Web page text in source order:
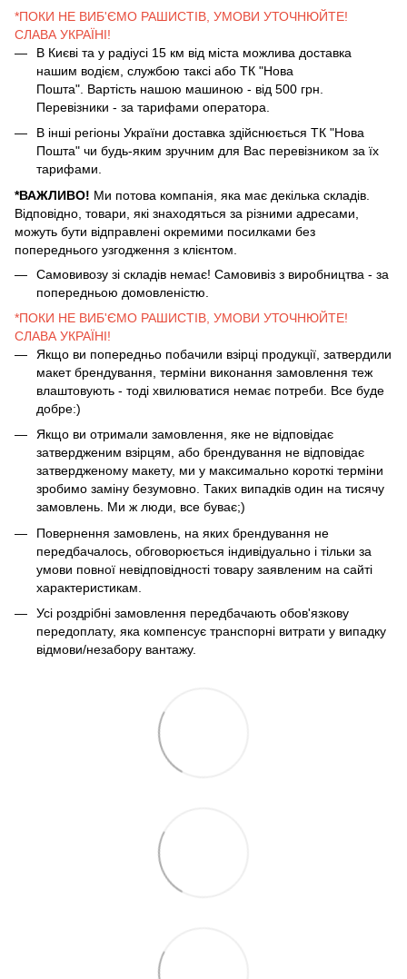
*ПОКИ НЕ ВИБ'ЄМО РАШИСТІВ, УМОВИ УТОЧНЮЙТЕ!
СЛАВА УКРАЇНІ!
В Києві та у радіусі 15 км від міста можлива доставка
нашим водієм, службою таксі або ТК "Нова
Пошта". Вартість нашою машиною - від 500 грн.
Перевізники - за тарифами оператора.
В інші регіоны України доставка здійснюється ТК "Нова
Пошта" чи будь-яким зручним для Вас перевізником за їх
тарифами.
*ВАЖЛИВО! Ми потова компанія, яка має декілька складів.
Відповідно, товари, які знаходяться за різними адресами,
можуть бути відправлені окремими посилками без
попереднього узгодження з клієнтом.
Самовивозу зі складів немає! Самовивіз з виробництва - за
попередньою домовленістю.
*ПОКИ НЕ ВИБ'ЄМО РАШИСТІВ, УМОВИ УТОЧНЮЙТЕ!
СЛАВА УКРАЇНІ!
Якщо ви попередньо побачили взірці продукції, затвердили
макет брендування, терміни виконання замовлення теж
влаштовують - тоді хвилюватися немає потреби. Все буде
добре:)
Якщо ви отримали замовлення, яке не відповідає
затвердженим взірцям, або брендування не відповідає
затвердженому макету, ми у максимально короткі терміни
зробимо заміну безумовно. Таких випадків один на тисячу
замовлень. Ми ж люди, все буває;)
Повернення замовлень, на яких брендування не
передбачалось, обговорюється індивідуально і тільки за
умови повної невідповідності товару заявленим на сайті
характеристикам.
Усі роздрібні замовлення передбачають обов'язкову
передоплату, яка компенсує транспорні витрати у випадку
відмови/незабору вантажу.